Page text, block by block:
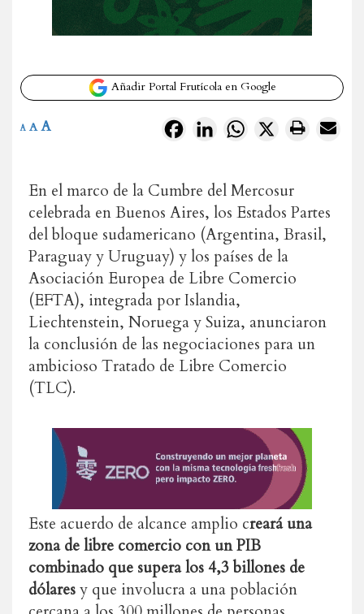
Añadir Portal Frutícola en Google
FacebookLinkedInWhatsApp
X
A A A
En el marco de la Cumbre del Mercosur
celebrada en Buenos Aires, los Estados Partes
del bloque sudamericano (Argentina, Brasil,
Paraguay y Uruguay) y los países de la
Asociación Europea de Libre Comercio
(EFTA), integrada por Islandia,
Liechtenstein, Noruega y Suiza, anunciaron
la conclusión de las negociaciones para un
ambicioso Tratado de Libre Comercio
(TLC).
Este acuerdo de alcance amplio creará una
zona de libre comercio con un PIB
combinado que supera los 4,3 billones de
dólaresy que involucra a una población